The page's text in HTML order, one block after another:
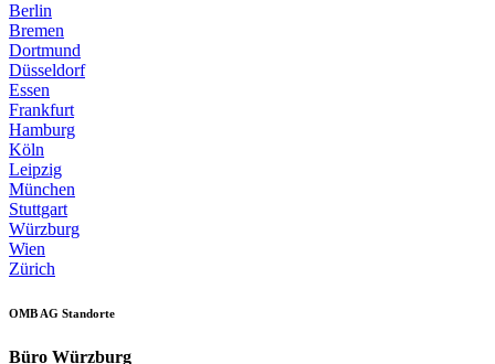
Berlin
Bremen
Dortmund
Düsseldorf
Essen
Frankfurt
Hamburg
Köln
Leipzig
München
Stuttgart
Würzburg
Wien
Zürich
OMB AG Standorte
Büro Würzburg